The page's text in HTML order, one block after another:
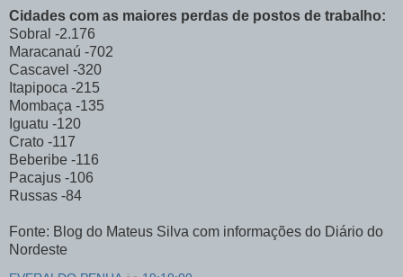
Cidades com as maiores perdas de postos de trabalho:
Sobral -2.176
Maracanaú -702
Cascavel -320
Itapipoca -215
Mombaça -135
Iguatu -120
Crato -117
Beberibe -116
Pacajus -106
Russas -84
Fonte: Blog do Mateus Silva com informações do Diário do
Nordeste